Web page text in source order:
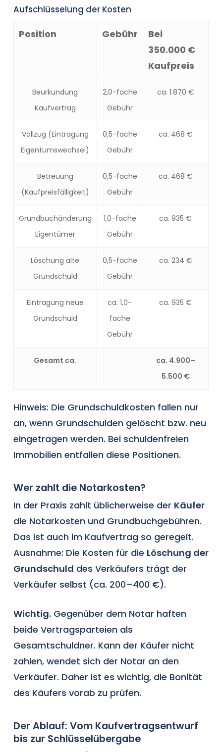
Aufschlüsselung der Kosten
Position Gebühr
Bei
350.000 €
Kaufpreis
Beurkundung
Kaufvertrag
2,0-fache
Gebühr
ca. 1.870 €
Vollzug (Eintragung
Eigentumswechsel)
0,5-fache
Gebühr
ca. 468 €
Betreuung
(Kaufpreisfälligkeit)
0,5-fache
Gebühr
ca. 468 €
Grundbuchänderung
Eigentümer
1,0-fache
Gebühr
ca. 935 €
Löschung alte
Grundschuld
0,5-fache
Gebühr
ca. 234 €
Eintragung neue
Grundschuld
ca. 1,0-
fache
Gebühr
ca. 935 €
Gesamt ca.
ca. 4.900–
5.500 €
Hinweis: Die Grundschuldkosten fallen nur
an, wenn Grundschulden gelöscht bzw. neu
eingetragen werden. Bei schuldenfreien
Immobilien entfallen diese Positionen.
Wer zahlt die Notarkosten?
In der Praxis zahlt üblicherweise der Käufer
die Notarkosten und Grundbuchgebühren.
Das ist auch im Kaufvertrag so geregelt.
Ausnahme: Die Kosten für die Löschung der
Grundschuld des Verkäufers trägt der
Verkäufer selbst (ca. 200–400 €).
Wichtig.Gegenüber dem Notar haften
beide Vertragsparteien als
Gesamtschuldner. Kann der Käufer nicht
zahlen, wendet sich der Notar an den
Verkäufer. Daher ist es wichtig, die Bonität
des Käufers vorab zu prüfen.
Der Ablauf: Vom Kaufvertragsentwurf
bis zur Schlüsselübergabe